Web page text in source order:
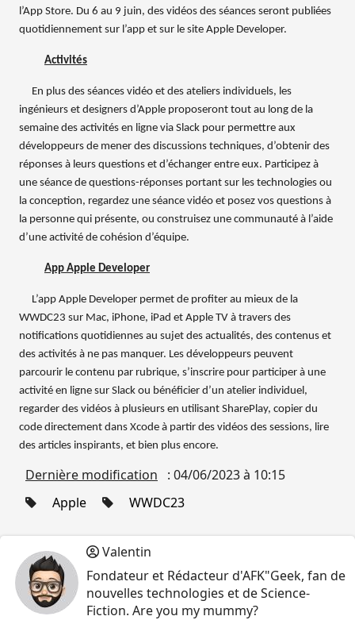
l’App Store. Du 6 au 9 juin, des vidéos des séances seront publiées
quotidiennement sur l’app et sur le site Apple Developer.
Activités
En plus des séances vidéo et des ateliers individuels, les
ingénieurs et designers d’Apple proposeront tout au long de la
semaine des activités en ligne via Slack pour permettre aux
développeurs de mener des discussions techniques, d’obtenir des
réponses à leurs questions et d’échanger entre eux. Participez à
une séance de questions-réponses portant sur les technologies ou
la conception, regardez une séance vidéo et posez vos questions à
la personne qui présente, ou construisez une communauté à l’aide
d’une activité de cohésion d’équipe.
App Apple Developer
L’app Apple Developer permet de profiter au mieux de la
WWDC23 sur Mac, iPhone, iPad et Apple TV à travers des
notifications quotidiennes au sujet des actualités, des contenus et
des activités à ne pas manquer. Les développeurs peuvent
parcourir le contenu par rubrique, s’inscrire pour participer à une
activité en ligne sur Slack ou bénéficier d’un atelier individuel,
regarder des vidéos à plusieurs en utilisant SharePlay, copier du
code directement dans Xcode à partir des vidéos des sessions, lire
des articles inspirants, et bien plus encore.
Dernière modification
: 04/06/2023 à 10:15
Apple
WWDC23
Valentin
Fondateur et Rédacteur d'AFK"Geek, fan de
nouvelles technologies et de Science-
Fiction. Are you my mummy?